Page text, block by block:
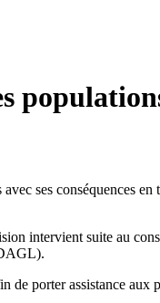
ses conséquences
intervient suite au
porter assistance